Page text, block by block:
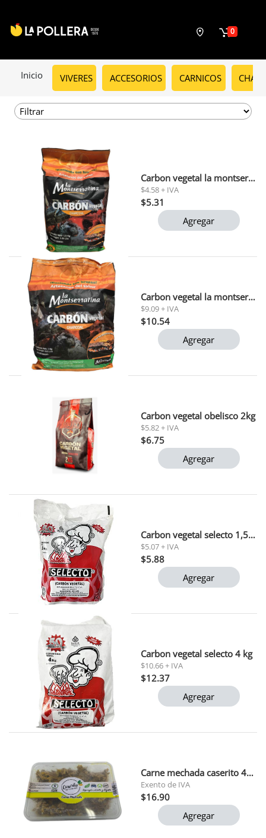
0
Inicio VIVERES ACCESORIOS CARNICOS
Carbon vegetal la montserratina 1.5 kg
$4.58 + IVA
$5.31
Agregar
Carbon vegetal la montserratina 3kg
$9.09 + IVA
$10.54
Agregar
Carbon vegetal obelisco 2kg
$5.82 + IVA
$6.75
Agregar
Carbon vegetal selecto 1,5kg
$5.07 + IVA
$5.88
Agregar
Carbon vegetal selecto 4 kg
$10.66 + IVA
$12.37
Agregar
Carne mechada caserito 450 gr
Exento de IVA
$16.90
Agregar